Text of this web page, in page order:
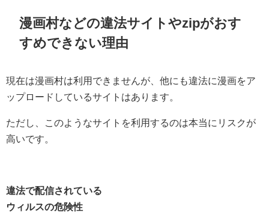
漫画村などの違法サイトやzipがおす
すめできない理由
現在は漫画村は利用できませんが、他にも違法に漫画をア
ップロードしているサイトはあります。
ただし、このようなサイトを利用するのは本当にリスクが
高いです。
違法で配信されている
ウィルスの危険性